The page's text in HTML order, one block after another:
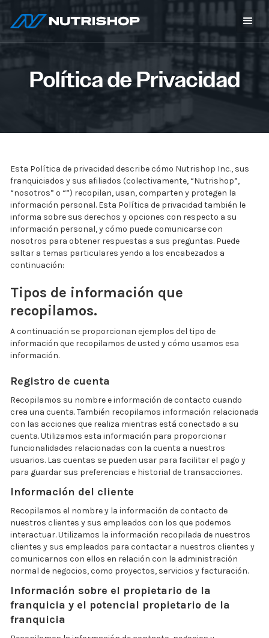
Política de Privacidad
Esta Política de privacidad describe cómo Nutrishop Inc., sus
franquiciados y sus afiliados (colectivamente, “Nutrishop”,
“nosotros” o “”) recopilan, usan, comparten y protegen la
información personal. Esta Política de privacidad también le
informa sobre sus derechos y opciones con respecto a su
información personal, y cómo puede comunicarse con
nosotros para obtener respuestas a sus preguntas. Puede
saltar a temas particulares yendo a los encabezados a
continuación:
Tipos de información que
recopilamos.
A continuación se proporcionan ejemplos del tipo de
información que recopilamos de usted y cómo usamos esa
información.
Registro de cuenta
Recopilamos su nombre e información de contacto cuando
crea una cuenta. También recopilamos información relacionada
con las acciones que realiza mientras está conectado a su
cuenta. Utilizamos esta información para proporcionar
funcionalidades relacionadas con la cuenta a nuestros
usuarios. Las cuentas se pueden usar para facilitar el pago y
para guardar sus preferencias e historial de transacciones.
Información del cliente
Recopilamos el nombre y la información de contacto de
nuestros clientes y sus empleados con los que podemos
interactuar. Utilizamos la información recopilada de nuestros
clientes y sus empleados para contactar a nuestros clientes y
comunicarnos con ellos en relación con la administración
normal de negocios, como proyectos, servicios y facturación.
Información sobre el propietario de la
franquicia y el potencial propietario de la
franquicia